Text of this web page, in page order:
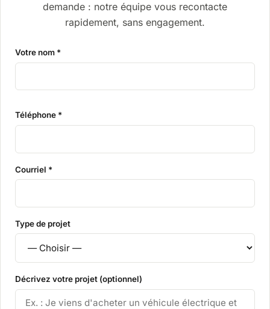
demande : notre équipe vous recontacte
rapidement, sans engagement.
Votre nom *
Téléphone *
Courriel *
Type de projet
Décrivez votre projet (optionnel)